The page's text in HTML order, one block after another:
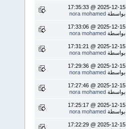
2025-12-15 @ 17:35:33
بواسطة nora mohamed
2025-12-15 @ 17:33:06
بواسطة nora mohamed
2025-12-15 @ 17:31:21
بواسطة nora mohamed
2025-12-15 @ 17:29:36
بواسطة nora mohamed
2025-12-15 @ 17:27:46
بواسطة nora mohamed
2025-12-15 @ 17:25:17
بواسطة nora mohamed
2025-12-15 @ 17:22:29